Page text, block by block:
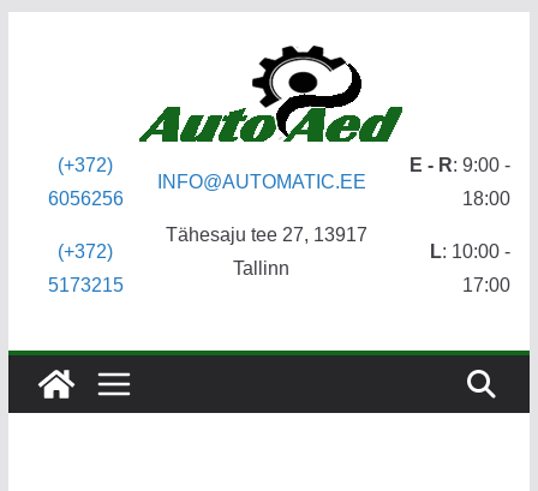
(+372)
6056256
(+372)
5173215
INFO@AUTOMATIC.EE
Tähesaju tee 27, 13917
Tallinn
E - R: 9:00 -
18:00
L: 10:00 -
17:00